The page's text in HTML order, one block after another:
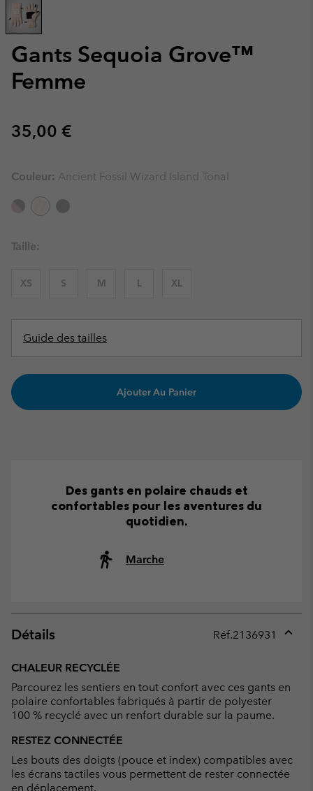
Gants Sequoia Grove™
Femme
Regular price:
35,00 €
Couleur: Ancient Fossil Wizard Island Tonal
Taille:
XS S M L XL
Guide des tailles
Ajouter Au Panier
Des gants en polaire chauds et
confortables pour les aventures du
quotidien.
Marche
Détails Réf.2136931
CHALEUR RECYCLÉE
Parcourez les sentiers en tout confort avec ces gants en
polaire confortables fabriqués à partir de polyester
100 % recyclé avec un renfort durable sur la paume.
RESTEZ CONNECTÉE
Les bouts des doigts (pouce et index) compatibles avec
les écrans tactiles vous permettent de rester connectée
en déplacement.